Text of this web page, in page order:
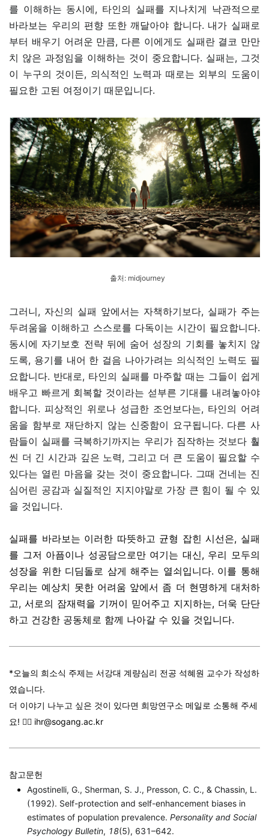
를 이해하는 동시에, 타인의 실패를 지나치게 낙관적으로
바라보는 우리의 편향 또한 깨달아야 합니다. 내가 실패로
부터 배우기 어려운 만큼, 다른 이에게도 실패란 결코 만만
치 않은 과정임을 이해하는 것이 중요합니다. 실패는, 그것
이 누구의 것이든, 의식적인 노력과 때로는 외부의 도움이
필요한 고된 여정이기 때문입니다.
출처: midjourney
그러니, 자신의 실패 앞에서는 자책하기보다, 실패가 주는
두려움을 이해하고 스스로를 다독이는 시간이 필요합니다.
동시에 자기보호 전략 뒤에 숨어 성장의 기회를 놓치지 않
도록, 용기를 내어 한 걸음 나아가려는 의식적인 노력도 필
요합니다. 반대로, 타인의 실패를 마주할 때는 그들이 쉽게
배우고 빠르게 회복할 것이라는 섣부른 기대를 내려놓아야
합니다. 피상적인 위로나 성급한 조언보다는, 타인의 어려
움을 함부로 재단하지 않는 신중함이 요구됩니다. 다른 사
람들이 실패를 극복하기까지는 우리가 짐작하는 것보다 훨
씬 더 긴 시간과 깊은 노력, 그리고 더 큰 도움이 필요할 수
있다는 열린 마음을 갖는 것이 중요합니다. 그때 건네는 진
심어린 공감과 실질적인 지지야말로 가장 큰 힘이 될 수 있
을 것입니다.
실패를 바라보는 이러한 따뜻하고 균형 잡힌 시선은, 실패
를 그저 아픔이나 성공담으로만 여기는 대신, 우리 모두의
성장을 위한 디딤돌로 삼게 해주는 열쇠입니다. 이를 통해
우리는 예상치 못한 어려움 앞에서 좀 더 현명하게 대처하
고, 서로의 잠재력을 기꺼이 믿어주고 지지하는, 더욱 단단
하고 건강한 공동체로 함께 나아갈 수 있을 것입니다.
*오늘의 희소식 주제는 서강대 계량심리 전공 석혜원 교수가 작성하
였습니다.
더 이야기 나누고 싶은 것이 있다면 희망연구소 메일로 소통해 주세
요! 👉🏼 ihr@sogang.ac.kr
참고문헌
Agostinelli, G., Sherman, S. J., Presson, C. C., & Chassin, L.
(1992). Self-protection and self-enhancement biases in
estimates of population prevalence. Personality and Social
Psychology Bulletin, 18(5), 631–642.